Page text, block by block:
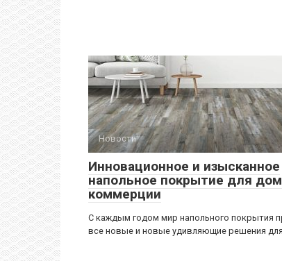
Новости
Инновационное и изысканное
напольное покрытие для
коммерции
С каждым годом мир напольного покрытия
все новые и новые удивляющие решения для